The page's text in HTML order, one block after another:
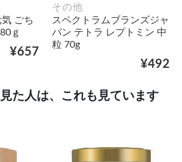
ごち
ｇ
¥657
その他
スペクトラムブランズジャ
パン テトラ レプトミン 中
粒 70g
¥492
た人は、これも見ています